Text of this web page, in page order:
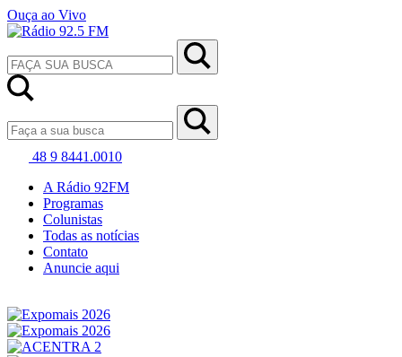
Ouça ao Vivo
48 9 8441.0010
A Rádio 92FM
Programas
Colunistas
Todas as notícias
Contato
Anuncie aqui